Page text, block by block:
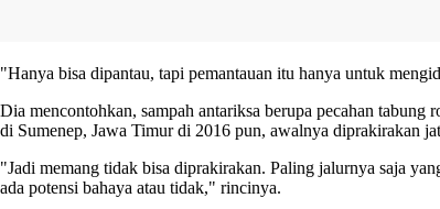
"Hanya bisa dipantau, tapi pemantauan itu hanya untuk
Dia mencontohkan, sampah antariksa berupa pecahan
di Sumenep, Jawa Timur di 2016 pun, awalnya diprakirakan
"Jadi memang tidak bisa diprakirakan. Paling jalurnya saja
ada potensi bahaya atau tidak," rincinya.